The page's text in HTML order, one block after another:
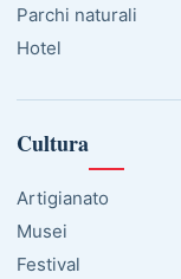
Parchi naturali
Hotel
Cultura
Artigianato
Musei
Festival